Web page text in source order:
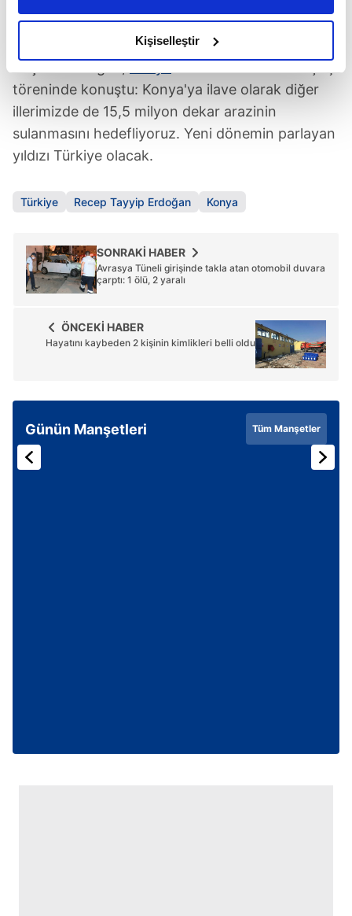
amacımızın size daha iyi bir reklam deneyimi sunmak
olduğunu ve sizlere en iyi içerikleri sunabilmek adına
elimizden gelen çabayı gösterdiğimizi ve bu noktada,
reklamların maliyetlerimizi karşılamak noktasında tek gelir
kalemimiz olduğunu sizlere hatırlatmak isteriz.
Her halükârda, kullanıcılar, bu çerezlere izin vermedikleri
takdirde, kullanıcılara hedefli reklamlar
Sizlere daha iyi bir hizmet sunabilmek için İnternet
kullanılmaktadır. Bu çerezler vasıtasıyla çeşitli kişisel
verileriniz işlenmekte olup gerekli olan çerezler bilgi
toplumu hizmetlerinin sunulması amacıyla
kılınması ve kişiselleştirilmesi ve sizlere yönelik
reklam/pazarlama faaliyetlerinin yapılması, amaçlarıyla
sınırlı olarak açık rızanız dahilinde kullanılacaktır.
Çerezlere ilişkin tercihlerinizi aşağıda yer alan panel
vasıtasıyla belirleyebilirsiniz. Çerezlere ilişkin detaylı bilgi
için Ayarlar butonuna tıklayabilir,
Çerez Bilgilendirme
Metnimizi
Kişiselleştir
SUSUZ TOPRAK KALMAYACAK
töreninde konuştu: Konya'ya ilave olarak diğer
illerimizde de 15,5 milyon dekar arazinin
sulanmasını hedefliyoruz. Yeni dönemin parlayan
yıldızı Türkiye olacak.
Türkiye Recep Tayyip Erdoğan Konya
SONRAKİ HABER
Avrasya Tüneli girişinde takla atan otomobil duvara
çarptı: 1 ölü, 2 yaralı
ÖNCEKİ HABER
Hayatını kaybeden 2 kişinin kimlikleri belli oldu
Günün Manşetleri Tüm Manşetler